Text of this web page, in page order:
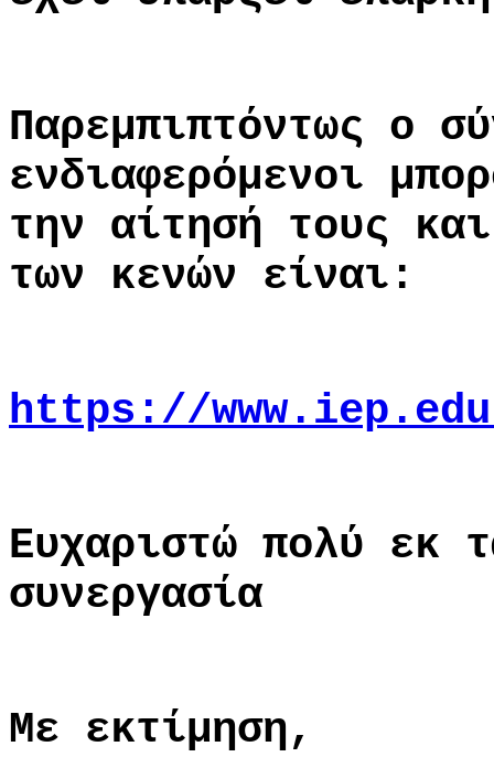
Παρεμπιπτόντως ο
ενδιαφερόμενοι
την αίτησή τους
των κενών είναι:
https://
Ευχαριστώ πολύ εκ
συνεργασία
Με εκτίμηση,